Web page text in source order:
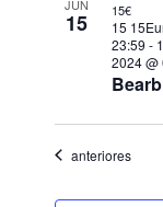
JUN
15
15
23:59 -
2024 @
15€
Eventos
anteriores